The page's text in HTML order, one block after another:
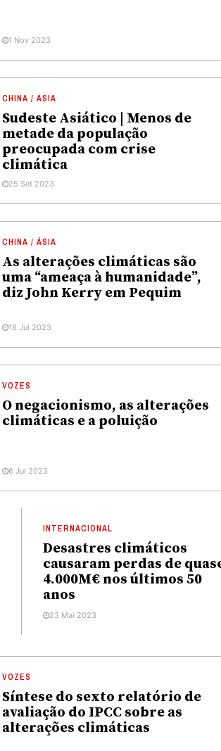
1 Nov 2023
CHINA / ÁSIA
Sudeste Asiático | Menos de
metade da população
preocupada com crise
climática
25 Set 2023
CHINA / ÁSIA
As alterações climáticas são
uma “ameaça à humanidade”,
diz John Kerry em Pequim
18 Jul 2023
VOZES
O negacionismo, as alterações
climáticas e a poluição
6 Jul 2023
INTERNACIONAL
Desastres climáticos
causaram perdas de
4.000M€ nos últimos 50
anos
23 Mai 2023
VOZES
Síntese do sexto relatório de
avaliação do IPCC sobre as
alterações climáticas